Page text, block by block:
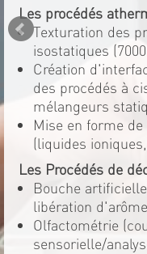
Les procédés
Texturation des
isostatiques
Création
des procédés à
mélangeurs
Mise en forme
(liquides
Les Procédés de
Bouche
libération
Olfactométrie
sensorielle/